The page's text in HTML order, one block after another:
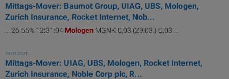
Mittags-Mover: Baumot Group, UIAG, UBS, Mologen,
Zurich Insurance, Rocket Internet, Nob...
... 26.55% 12:31:04 Mologen MGNK 0.03 (29.03.) 0.03 ...
29.03.2021
Mittags-Mover: UIAG, UBS, Mologen, Rocket Internet,
Zurich Insurance, Noble Corp plc, R...